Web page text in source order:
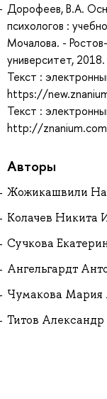
Дорофеев, В.А.
психологов :
Мочалова. -
университет,
Текст :
https://
Текст :
http://
Авторы
Жожикашвили
Колачев Никита
Сучкова
Ангельгардт
Чумакова Мария
Титов Александр